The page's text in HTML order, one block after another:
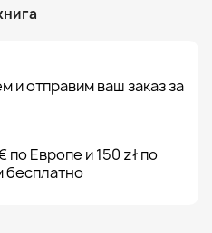
и отправим ваш заказ за
по Европе и 150 zł по
бесплатно